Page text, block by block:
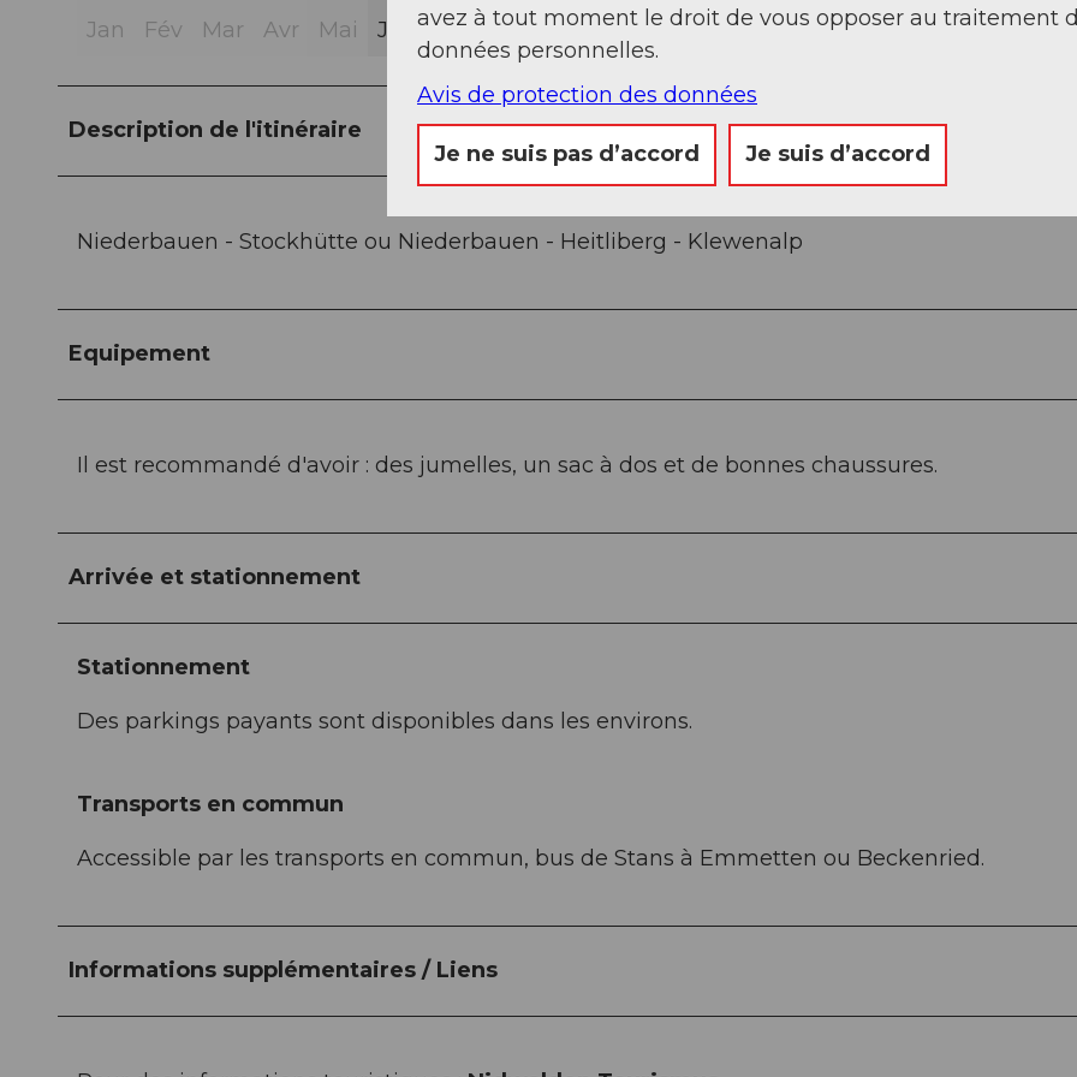
Jan Fév Mar Avr Mai Jui Jui Aoû Sep Oct Nov Déc
Description de l'itinéraire
Niederbauen - Stockhütte ou Niederbauen - Heitliberg - Klewenalp
Equipement
Il est recommandé d'avoir : des jumelles, un sac à dos et de bonnes chaussures.
Arrivée et stationnement
Stationnement
Des parkings payants sont disponibles dans les environs.
Transports en commun
Accessible par les transports en commun, bus de Stans à Emmetten ou Beckenried.
Informations supplémentaires / Liens
avez à tout moment le droit de vous opposer au traitement
données personnelles.
Avis de protection des données
Je ne suis pas d’accord Je suis d’accord